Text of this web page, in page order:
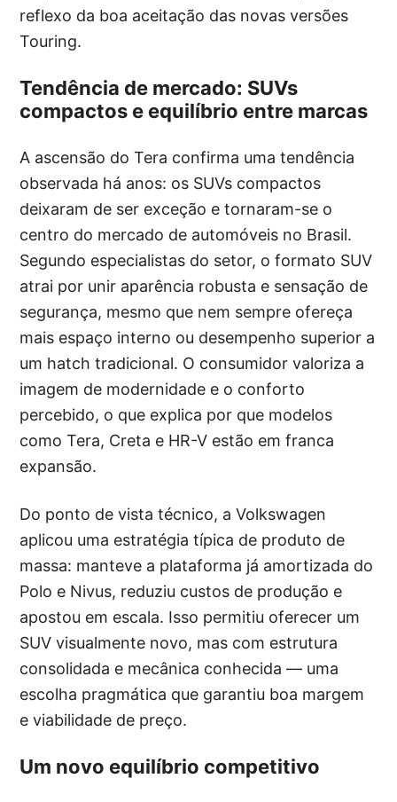
reflexo da boa aceitação das novas versões
Touring.
Tendência de mercado: SUVs
compactos e equilíbrio entre marcas
A ascensão do Tera confirma uma tendência
observada há anos: os SUVs compactos
deixaram de ser exceção e tornaram-se o
centro do mercado de automóveis no Brasil.
Segundo especialistas do setor, o formato SUV
atrai por unir aparência robusta e sensação de
segurança, mesmo que nem sempre ofereça
mais espaço interno ou desempenho superior a
um hatch tradicional. O consumidor valoriza a
imagem de modernidade e o conforto
percebido, o que explica por que modelos
como Tera, Creta e HR-V estão em franca
expansão.
Do ponto de vista técnico, a Volkswagen
aplicou uma estratégia típica de produto de
massa: manteve a plataforma já amortizada do
Polo e Nivus, reduziu custos de produção e
apostou em escala. Isso permitiu oferecer um
SUV visualmente novo, mas com estrutura
consolidada e mecânica conhecida — uma
escolha pragmática que garantiu boa margem
e viabilidade de preço.
Um novo equilíbrio competitivo